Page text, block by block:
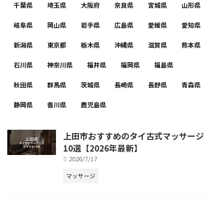
千葉県 埼玉県 大阪府 奈良県 宮城県 山形県
岐阜県 岡山県 岩手県 広島県 愛媛県 愛知県
新潟県 東京都 栃木県 沖縄県 滋賀県 熊本県
石川県 神奈川県 福井県 福岡県 福島県
秋田県 群馬県 茨城県 長崎県 長野県 青森県
静岡県 香川県 鹿児島県
上田市おすすめのタイ古式マッサージ
10選【2026年最新】
2026/7/17
マッサージ